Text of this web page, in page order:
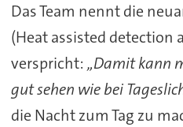
Das Team nennt die
(Heat assisted detection
verspricht: „Damit kann
gut sehen wie bei
die Nacht zum Tag zu